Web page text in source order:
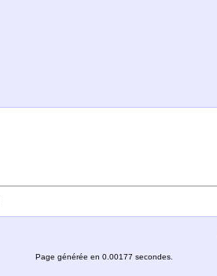
Page générée en 0.00177 secondes.